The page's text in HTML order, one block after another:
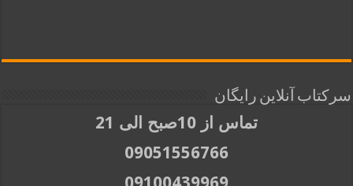
سرکتاب آنلاین رایگان
تماس از 10صبح الی 21
09051556766